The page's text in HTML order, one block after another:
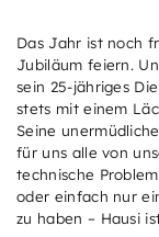
Das Jahr ist noch
Jubiläum feiern.
sein 25-jähriges
stets mit einem
Seine
für uns alle von
technische
oder einfach nur
zu haben – Hausi